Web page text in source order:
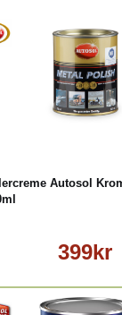
Autosol
399kr